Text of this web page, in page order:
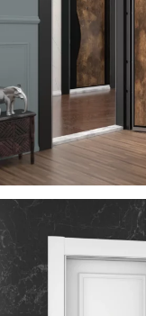
VEGA
ÇELIK KAPI